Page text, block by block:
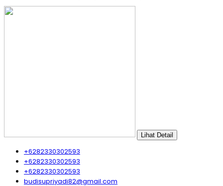
Lihat Detail
+6282330302593
+6282330302593
+6282330302593
budisupriyadi82@gmail.com